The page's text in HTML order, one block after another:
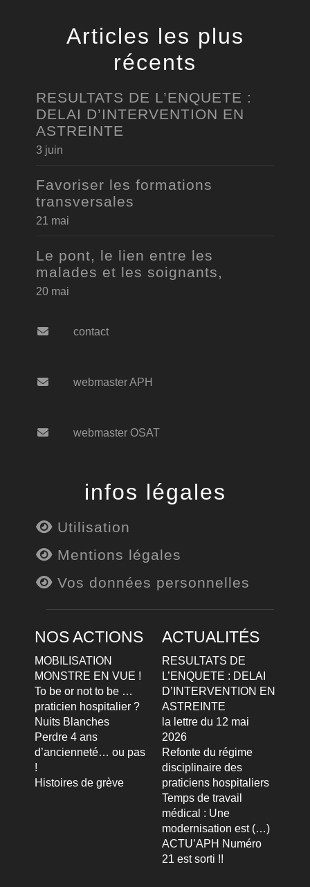
Articles les plus
récents
RESULTATS DE L’ENQUETE :
DELAI D’INTERVENTION EN
ASTREINTE
3 juin
Favoriser les formations
transversales
21 mai
Le pont, le lien entre les
malades et les soignants,
20 mai
contact
webmaster APH
webmaster OSAT
infos légales
Utilisation
Mentions légales
Vos données personnelles
NOS ACTIONS
MOBILISATION
MONSTRE EN VUE !
To be or not to be …
praticien hospitalier ?
Nuits Blanches
Perdre 4 ans
d’ancienneté… ou pas
!
Histoires de grève
ACTUALITÉS
RESULTATS DE
L’ENQUETE : DELAI
D’INTERVENTION EN
ASTREINTE
la lettre du 12 mai
2026
Refonte du régime
disciplinaire des
praticiens hospitaliers
Temps de travail
médical : Une
modernisation est (…)
ACTU’APH Numéro
21 est sorti !!